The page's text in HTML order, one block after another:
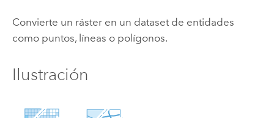
Convierte un ráster en un dataset de entidades
como puntos, líneas o polígonos.
Ilustración